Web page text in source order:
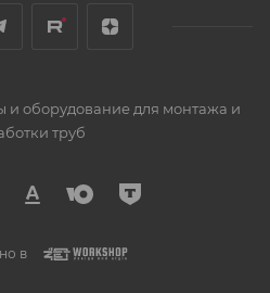
и оборудование для монтажа и
труб
в